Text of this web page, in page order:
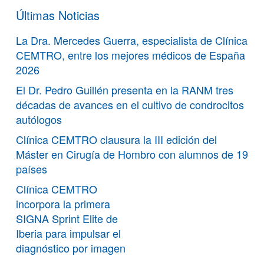
Últimas Noticias
La Dra. Mercedes Guerra, especialista de Clínica
CEMTRO, entre los mejores médicos de España
2026
El Dr. Pedro Guillén presenta en la RANM tres
décadas de avances en el cultivo de condrocitos
autólogos
Clínica CEMTRO clausura la III edición del
Máster en Cirugía de Hombro con alumnos de 19
países
Clínica CEMTRO
incorpora la primera
SIGNA Sprint Elite de
Iberia para impulsar el
diagnóstico por imagen